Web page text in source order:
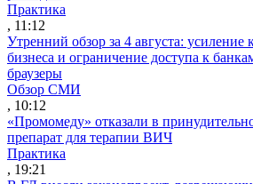
Практика
, 11:12
Утренний обзор за 4 августа: усиление
бизнеса и ограничение доступа к
браузеры
Обзор СМИ
, 10:12
«Промомеду» отказали в
препарат для терапии ВИЧ
Практика
, 19:21